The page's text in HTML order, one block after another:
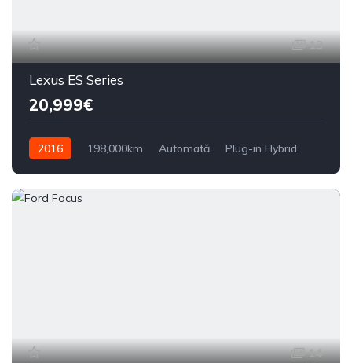
13
Lexus ES Series
20,999€
2016 198,000km Automată
Plug-in Hybrid
14